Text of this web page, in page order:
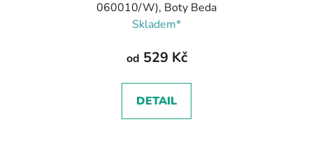
060010/W), Boty Beda
Skladem*
od 529 Kč
DETAIL